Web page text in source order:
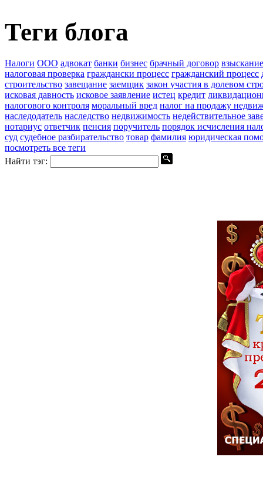
Теги блога
Налоги ООО адвокат банки бизнес брачный договор
налоговая проверка граждански процесс гражданский процесс
строительство завещание заемщик закон участия в долевом
исковая давность исковое заявление истец кредит
налогового контроля моральный вред налог на продажу
наследодатель наследство недвижимость недействительное
нотариус ответчик пенсия поручитель порядок исчисления
суд судебное разбирательство товар фамилия юридическая
посмотреть все теги
Найти тэг: